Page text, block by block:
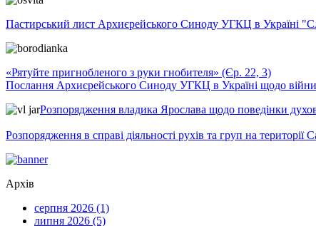
Пастирський лист Архиєрейського Синоду УГКЦ в Україні
«Рятуйте пригнобленого з руки гнобителя» (Єр. 22, 3)
Послання Архиєрейського Синоду УГКЦ в Україні щодо війни
Розпорядження владика Ярослава щодо поведінки
Розпорядження в справі діяльності рухів та груп на
Архів
серпня 2026 (1)
липня 2026 (5)